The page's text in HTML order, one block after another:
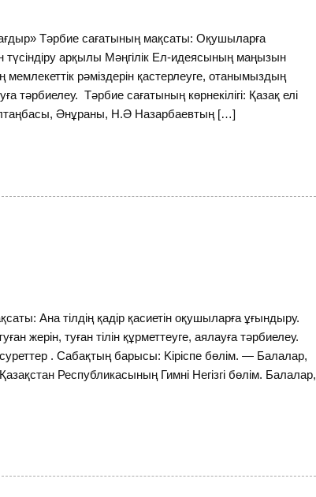
Тәрбие сағатының мақсаты: Оқушыларға
арқылы Мәңгілік Ел-идеясының маңызын
мемлекеттік рәміздерін қастерлеуге, отанымыздың
тәрбиелеу. Тәрбие сағатының көрнекілігі: Қазақ елі
Әнұраны, Н.Ә Назарбаевтың […]
Ана тілдің қадір қасиетін оқушыларға ұғындыру.
жерін, туған тілін құрметтеуге, аялауға тәрбиелеу.
суреттер . Сабақтың барысы: Kipicпe бөлім. — Балалар,
Республикасының Гимні Heгізгi бөлім. Балалар,